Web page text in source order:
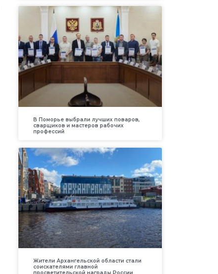
В Поморье выбрали лучших поваров,
сварщиков и мастеров рабочих
профессий
Жители Архангельской области стали
соискателями главной